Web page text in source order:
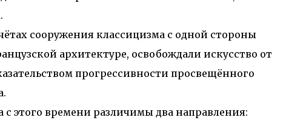
сооружения классицизма с одной стороны
архитектуре, освобождали искусство от
прогрессивности просвещённого
этого времени различимы два направления: